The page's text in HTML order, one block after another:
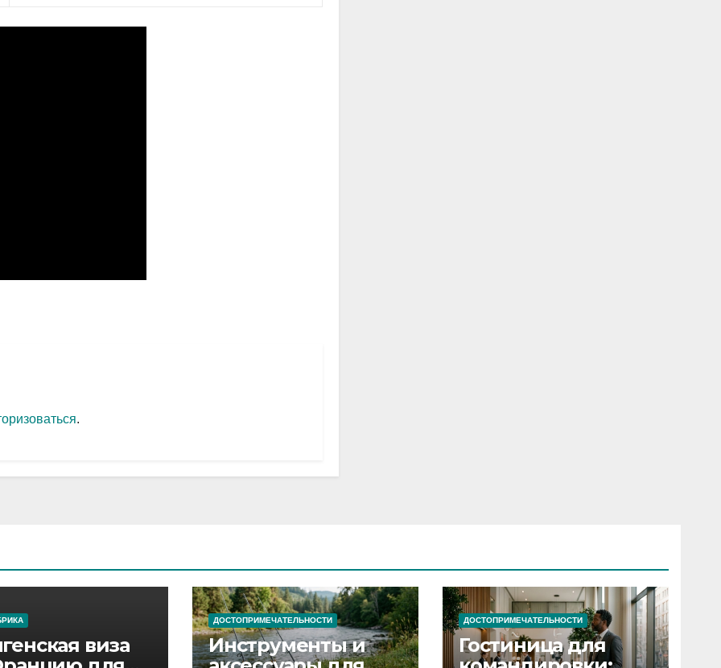
.
виза
ДОСТОПРИМЕЧАТЕЛЬНОСТИ
Инструменты и
ДОСТОПРИМЕЧАТЕЛЬНОСТИ
Гостиница для